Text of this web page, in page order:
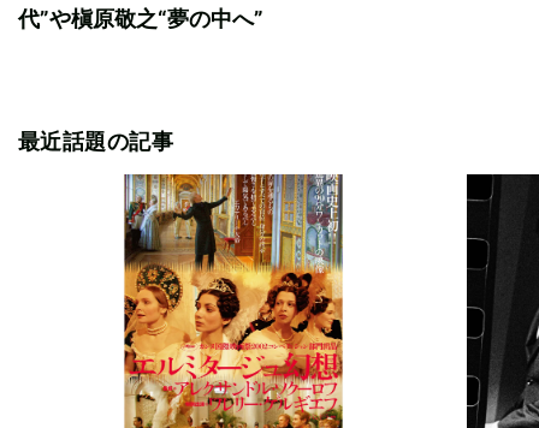
代”や槇原敬之“夢の中へ”
最近話題の記事